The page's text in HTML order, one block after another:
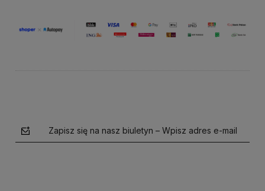
Zapisz się na nasz biuletyn – Wpisz adres e-mail